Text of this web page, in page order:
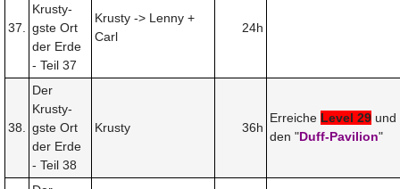
37.
Krusty-
gste Ort
der Erde
- Teil 37
Krusty -> Lenny +
Carl
24h
38.
Der
Krusty-
gste Ort
der Erde
- Teil 38
Krusty 36h
Erreiche Level 29 und
den "Duff-Pavilion"